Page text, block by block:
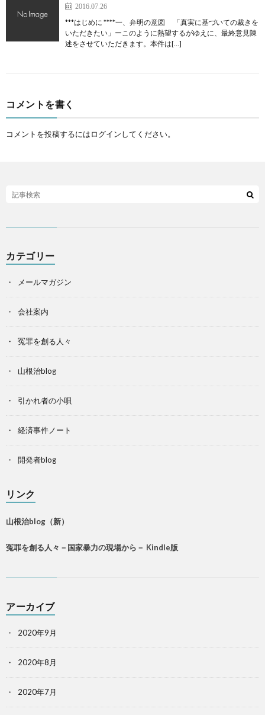
2016.07.26
***はじめに ****一、弁明の意図 「真実に基づいての裁きを
いただきたい」ーこのように熱望するがゆえに、最終意見陳
述をさせていただきます。本件は[…]
コメントを書く
コメントを投稿するにはログインしてください。
カテゴリー
メールマガジン
会社案内
冤罪を創る人々
山根治blog
引かれ者の小唄
経済事件ノート
開発者blog
リンク
山根治blog（新）
冤罪を創る人々－国家暴力の現場から－ Kindle版
アーカイブ
2020年9月
2020年8月
2020年7月